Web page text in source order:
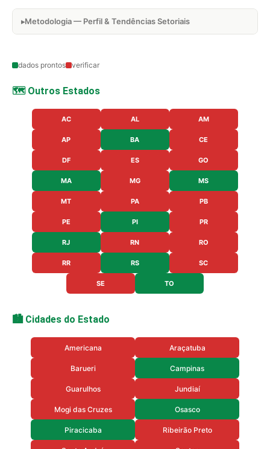
Metodologia — Perfil & Tendências Setoriais
dados prontos verificar
🗺️ Outros Estados
AC AL AM
AP BA CE
DF ES GO
MA MG MS
MT PA PB
PE PI PR
RJ RN RO
RR RS SC
SE TO
🏙️ Cidades do Estado
Americana Araçatuba
Barueri Campinas
Guarulhos Jundiaí
Mogi das Cruzes Osasco
Piracicaba Ribeirão Preto